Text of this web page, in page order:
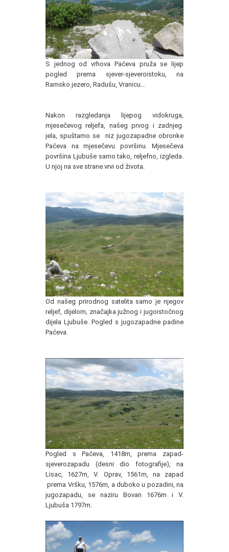
S jednog od vrhova Paćeva pruža se lijep
pogled prema sjever-sjeveroistoku, na
Ramsko jezero, Radušu, Vranicu…
Nakon razgledanja lijepog vidokruga,
mjesečevog reljefa, našeg prvog i zadnjeg
jela, spuštamo se niz jugozapadne obronke
Paćeva na mjesečevu površinu. Mjesečeva
površina Ljubuše samo tako, reljefno, izgleda.
U njoj na sve strane vrvi od života.
Od našeg prirodnog satelita samo je njegov
reljef, dijelom, značajka južnog i jugoistočnog
dijela Ljubuše. Pogled s jugozapadne padine
Paćeva.
Pogled s Paćeva, 1418m, prema zapad-
sjeverozapadu (desni dio fotografije), na
Lisac, 1627m, V. Oprav, 1561m, na zapad
prema Vršku, 1576m, a duboko u pozadini, na
jugozapadu, se naziru Bovan 1676m i V.
Ljubuša 1797m.